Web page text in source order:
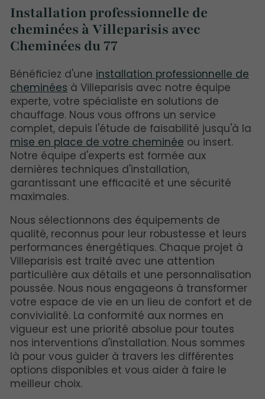
Installation professionnelle de
cheminées à Villeparisis avec
Cheminées du 77
Bénéficiez d'une installation professionnelle de
cheminées à Villeparisis avec notre équipe
experte, votre spécialiste en solutions de
chauffage. Nous vous offrons un service
complet, depuis l'étude de faisabilité jusqu'à la
mise en place de votre cheminée ou insert.
Notre équipe d'experts est formée aux
dernières techniques d'installation,
garantissant une efficacité et une sécurité
maximales.
Nous sélectionnons des équipements de
qualité, reconnus pour leur robustesse et leurs
performances énergétiques. Chaque projet à
Villeparisis est traité avec une attention
particulière aux détails et une personnalisation
poussée. Nous nous engageons à transformer
votre espace de vie en un lieu de confort et de
convivialité. La conformité aux normes en
vigueur est une priorité absolue pour toutes
nos interventions d'installation. Nous sommes
là pour vous guider à travers les différentes
options disponibles et vous aider à faire le
meilleur choix.